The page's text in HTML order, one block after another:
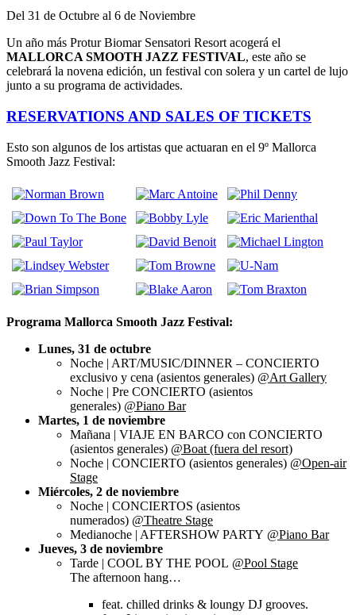
Del 31 de Octubre al 6 de Noviembre
Un año más Protur Biomar Sensatori Resort acogerá el
MALLORCA SMOOTH JAZZ FESTIVAL, este año se
celebrará la novena edición, un festival con solera y un cartel de lujo
junto a su programa de actividades.
RESERVATIONS AND SALES OF TICKETS
Esto son algunos de los artistas que actuaran en el 9º Mallorca
Smooth Jazz Festival:
Programa Mallorca Smooth Jazz Festival:
Lunes, 31 de octubre
Noche | ART/MUSIC/DINNER – CONCIERTO
exclusivo y cena (asientos generales) @Art Gallery
Noche | Pre CONCIERTO (asientos
generales) @Piano Bar
Martes, 1 de noviembre
Mañana | VIAJE EN BARCO con CONCIERTO
(asientos generales) @Boat (fuera del resort)
Noche | CONCIERTO (asientos generales) @Open-air
Stage
Miércoles, 2 de noviembre
Noche | CONCIERTOS (asientos
numerados) @Theatre Stage
Medianoche | AFTERSHOW PARTY @Piano Bar
Jueves, 3 de noviembre
Tarde | COOL BY THE POOL @Pool Stage
The afternoon hang…
feat. chilled drinks & loungy DJ grooves.